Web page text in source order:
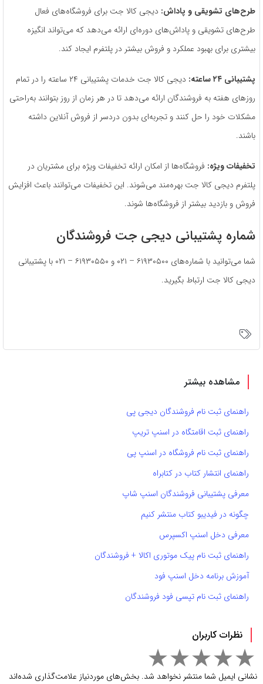
طرح‌های تشویقی و پاداش: دیجی کالا جت برای فروشگاه‌های فعال
طرح‌های تشویقی و پاداش‌های دوره‌ای ارائه می‌دهد که می‌تواند انگیزه
بیشتری برای بهبود عملکرد و فروش بیشتر در پلتفرم ایجاد کند.
پشتیبانی ۲۴ساعته:
دیجی کالا جت خدمات پشتیبانی ۲۴ ساعته را در تمام
روزهای هفته به فروشندگان ارائه می‌دهد تا در هر زمان از روز بتوانند به‌راحتی
مشکلات خود را حل کنند و تجربه‌ای بدون دردسر از فروش آنلاین داشته
باشند.
تخفیفات ویژه: فروشگاه‌ها از امکان ارائه تخفیفات ویژه برای مشتریان در
پلتفرم دیجی کالا جت بهره‌مند می‌شوند. این تخفیفات می‌توانند باعث افزایش
فروش و بازدید بیشتر از فروشگاه‌ها شوند.
شماره پشتیبانی دیجی جت فروشندگان
شما می‌توانید با شماره‌های ۶۱۹۳۰۵۰۰ – ۰۲۱ و ۶۱۹۳۰۵۵۰ – ۰۲۱ با پشتیبانی
دیجی کالا جت ارتباط بگیرید.
مشاهده بیشتر
راهنمای ثبت نام فروشندگان دیجی پی
راهنمای ثبت اقامتگاه در اسنپ تریپ
راهنمای ثبت نام فروشگاه در اسنپ پی
راهنمای انتشار کتاب در کتابراه
معرفی پشتیبانی فروشندگان اسنپ شاپ
چگونه در فیدیبو کتاب منتشر کنیم
معرفی دخل اسنپ اکسپرس
راهنمای ثبت نام پیک موتوری اکالا + فروشندگان
آموزش برنامه دخل اسنپ فود
راهنمای ثبت نام تپسی فود فروشندگان
نظرات کاربران
نشانی ایمیل شما منتشر نخواهد شد. بخش‌های موردنیاز علامت‌گذاری شده‌اند